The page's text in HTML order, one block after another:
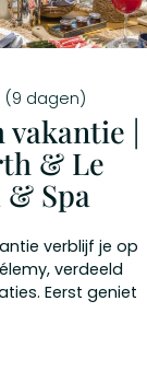
(9 dagen)
vakantie |
& Le
Spa
verblijf je op
verdeeld
Eerst geniet